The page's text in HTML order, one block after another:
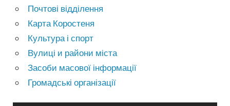
Почтові відділення
Карта Коростеня
Культура і спорт
Вулиці и райони міста
Засоби масової інформації
Громадські організації